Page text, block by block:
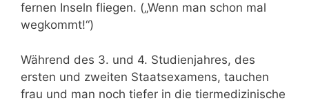
fernen Inseln fliegen. („Wenn man schon mal
wegkommt!“)
Während des 3. und 4. Studienjahres, des
ersten und zweiten Staatsexamens, tauchen
frau und man noch tiefer in die tiermedizinische